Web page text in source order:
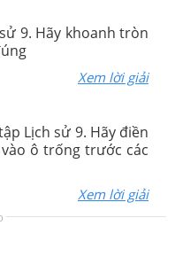
9. Hãy khoanh tròn
Xem lời giải
Lịch sử 9. Hãy điền
ô trống trước các
Xem lời giải